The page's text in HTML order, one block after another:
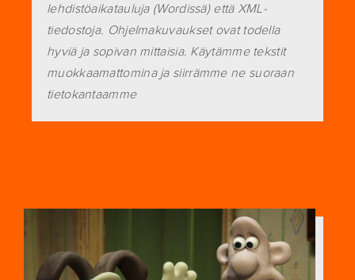
lehdistöaikatauluja (Wordissä) että XML-
tiedostoja. Ohjelmakuvaukset ovat todella
hyviä ja sopivan mittaisia. Käytämme tekstit
muokkaamattomina ja siirrämme ne suoraan
tietokantaamme